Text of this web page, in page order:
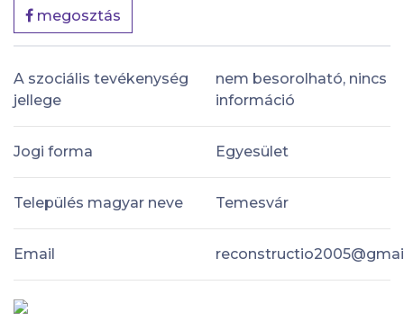
megosztás
A szociális tevékenység
jellege
nem besorolható, nincs
információ
Jogi forma Egyesület
Település magyar neve Temesvár
Email